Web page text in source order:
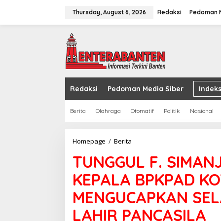
Thursday, August 6, 2026 Redaksi Pedoman
Redaksi Pedoman Media Siber
Berita Olahraga Otomatif Politik Nasional
Homepage / Berita
SIMANJUNTAK,S.STP.,M.Si.
Plt.
KEPALA
BPKPAD
KOTA
CILEGON
MENGUCAPKAN
TUNGGUL F.
KEPALA BPKPAD
MENGUCAPKAN
LAHIR PANCASILA